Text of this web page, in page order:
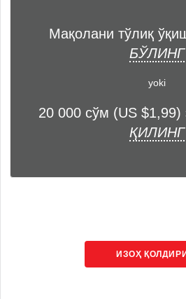
Мақолани тўлиқ
БЎЛИНГ
yoki
20 000 сўм (US $1,99)
ҚИЛИНГ
ИЗОҲ